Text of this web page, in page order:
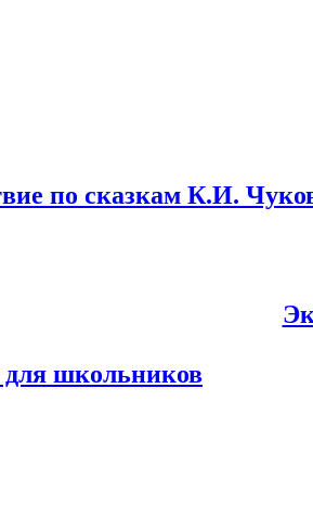
по сказкам К.И.
для школьников